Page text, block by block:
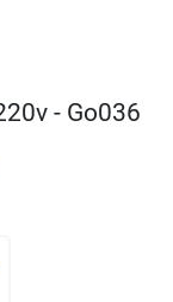
- Go036